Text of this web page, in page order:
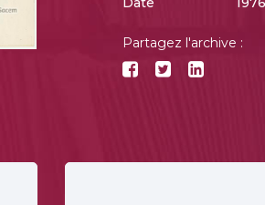
Partagez l'archive :